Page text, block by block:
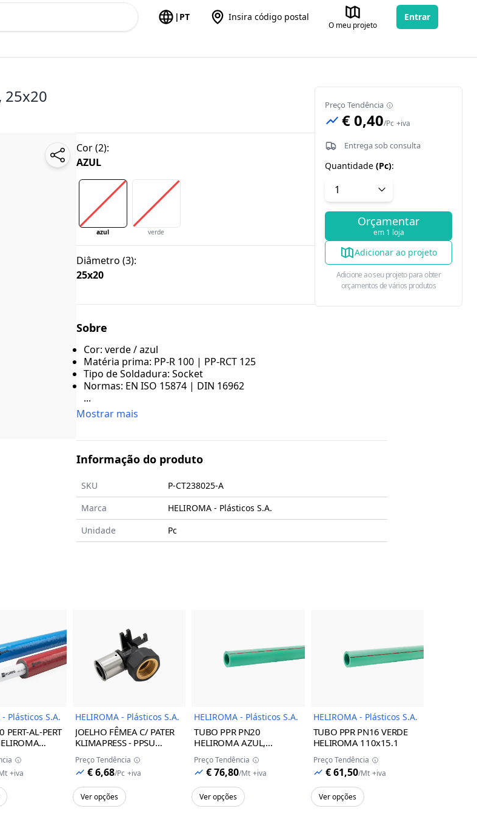
| PT Insira código postal
O meu projeto
Entrar
25x20
Cor(2):
AZUL
azul verde
Diâmetro (3):
25x20
Sobre
Cor: verde / azul
Matéria prima: PP-R 100 | PP-RCT 125
Tipo de Soldadura: Socket
Normas: EN ISO 15874 | DIN 16962
...
Mostrar mais
Informação do produto
SKU
P-CT238025-A
Marca
HELIROMA - Plásticos S.A.
Unidade
Pc
Preço Tendência
€ 0,40/Pc +iva
Entrega sob consulta
Quantidade (Pc):
Orçamentar
em 1 loja
Adicionar ao projeto
Adicione ao seu projeto para obter
orçamentos de vários produtos
Imagem do Produto
- Plásticos S.A.
PERT-AL-PERT
+iva
Imagem do Produto
HELIROMA - Plásticos S.A.
JOELHO FÊMEA C/ PATER
KLIMAPRESS - PPSU
HELIROMA
16x1/2
Preço Tendência
€ 6,68/Pc +iva
Ver opções
Imagem do Produto
HELIROMA - Plásticos S.A.
TUBO PPR PN20
HELIROMAAZUL,
110x18.3
Preço Tendência
€ 76,80/Mt +iva
Ver opções
Imagem do Produto
HELIROMA - Plásticos S.A.
TUBO PPR PN16 VERDE
HELIROMA 110x15.1
Preço Tendência
€ 61,50/Mt +iva
Ver opções